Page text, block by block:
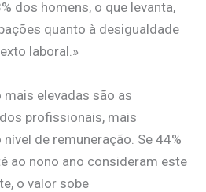
dos homens, o que levanta,
quanto à desigualdade
laboral.»
mais elevadas são as
profissionais, mais
de remuneração. Se 44%
ao nono ano consideram este
o valor sobe